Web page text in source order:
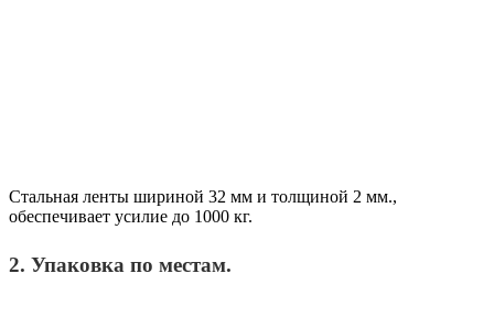
Стальная ленты шириной 32 мм и толщиной 2 мм.,
обеспечивает усилие до 1000 кг.
2. Упаковка по местам.